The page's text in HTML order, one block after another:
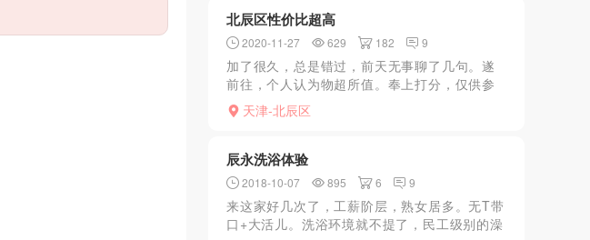
北辰区性价比超高
2020-11-27 629 182 9
加了很久，总是错过，前天无事聊了几句。遂
前往，个人认为物超所值。奉上打分，仅供参
考。颜值：80；身材：99；皮肤：90；服务：
80；态度：90；配合度：90—综合90分。
天津-北辰区
辰永洗浴体验
2018-10-07 895 6 9
来这家好几次了，工薪阶层，熟女居多。无T带
口+大活儿。洗浴环境就不提了，民工级别的澡